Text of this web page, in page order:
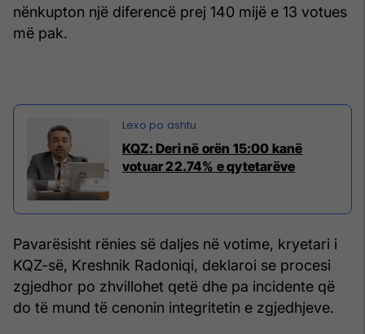
nënkupton një diferencë prej 140 mijë e 13 votues
më pak.
KQZ: Deri në orën 15:00 kanë
votuar 22.74% e qytetarëve
Pavarësisht rënies së daljes në votime, kryetari i
KQZ-së, Kreshnik Radoniqi, deklaroi se procesi
zgjedhor po zhvillohet qetë dhe pa incidente që
do të mund të cenonin integritetin e zgjedhjeve.